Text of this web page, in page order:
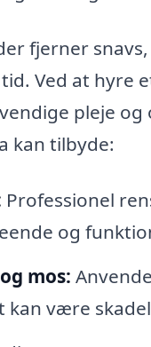
fjerner
Ved at hyre
pleje
kan tilbyde:
Professionel
og
mos:
kan være